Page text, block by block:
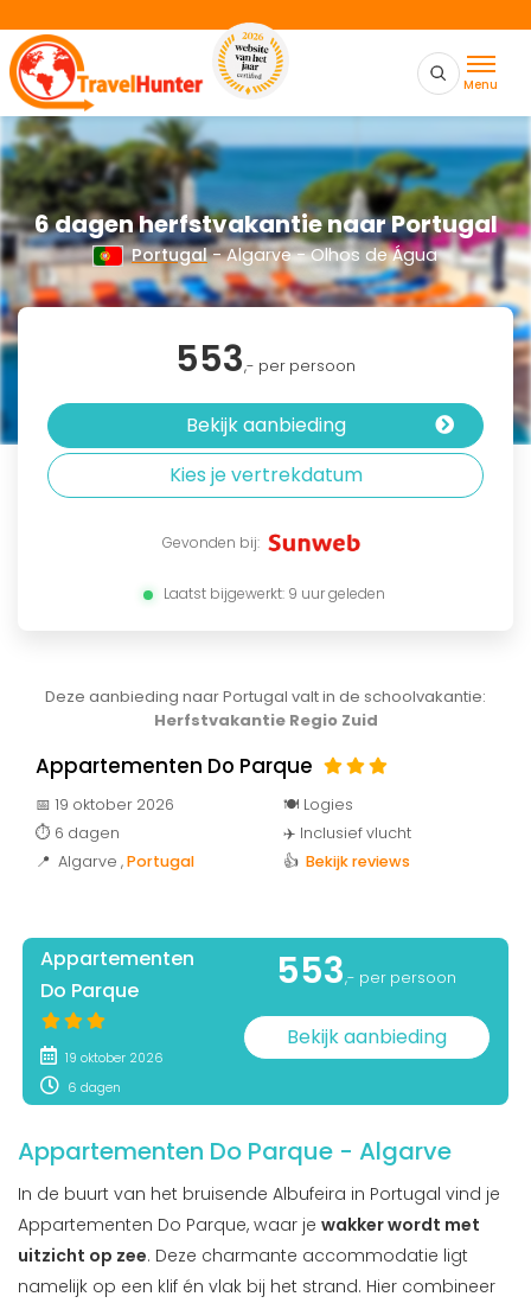
Menu
6 dagen herfstvakantie naar Portugal
Portugal- Algarve - Olhos de Água
553,- per persoon
Bekijk aanbieding
Kies je vertrekdatum
Gevonden bij:
Laatst bijgewerkt: 9 uur geleden
Deze aanbieding naar Portugal valt in de schoolvakantie:
Herfstvakantie Regio Zuid
Appartementen Do Parque
📅 19 oktober 2026
⏱️ 6 dagen
📍 Algarve ,Portugal
🍽️ Logies
✈️ Inclusief vlucht
👍 Bekijk reviews
Appartementen
Do Parque
19 oktober 2026
6 dagen
553,- per persoon
Bekijk aanbieding
Appartementen Do Parque - Algarve
In de buurt van het bruisende Albufeira in Portugal vind je
Appartementen Do Parque, waar je wakker wordt met
uitzicht op zee. Deze charmante accommodatie ligt
namelijk op een klif én vlak bij het strand. Hier combineer